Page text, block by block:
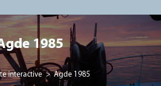
1985
interactive > Agde 1985